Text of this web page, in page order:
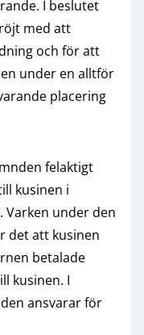
I beslutet
med att
och för att
under en alltför
placering
felaktigt
kusinen i
Varken under den
det att kusinen
betalade
kusinen. I
ansvarar för